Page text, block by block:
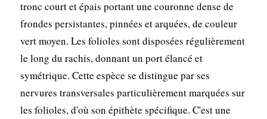
tronc court et épais portant une couronne dense de
frondes persistantes, pinnées et arquées, de couleur
vert moyen. Les folioles sont disposées régulièrement
le long du rachis, donnant un port élancé et
symétrique. Cette espèce se distingue par ses
nervures transversales particulièrement marquées sur
les folioles, d'où son épithète spécifique. C'est une